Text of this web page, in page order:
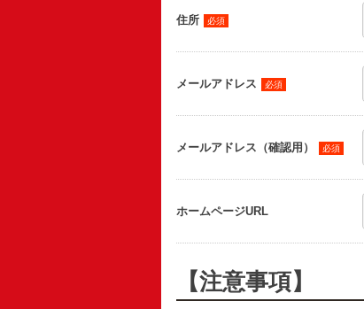
住所 必須
メールアドレス 必須
メールアドレス（確認用） 必須
ホームページURL
【注意事項】